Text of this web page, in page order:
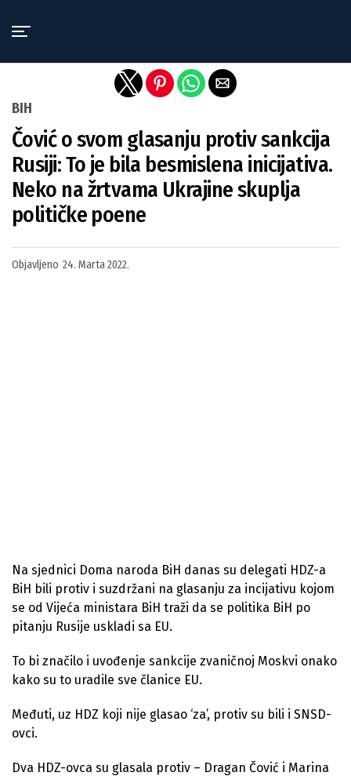
BIH
Čović o svom glasanju protiv sankcija
Rusiji: To je bila besmislena inicijativa.
Neko na žrtvama Ukrajine skuplja
političke poene
Objavljeno 24. Marta 2022.
Na sjednici Doma naroda BiH danas su delegati HDZ-a
BiH bili protiv i suzdržani na glasanju za incijativu kojom
se od Vijeća ministara BiH traži da se politika BiH po
pitanju Rusije uskladi sa EU.
To bi značilo i uvođenje sankcije zvaničnoj Moskvi onako
kako su to uradile sve članice EU.
Međuti, uz HDZ koji nije glasao ‘za’, protiv su bili i SNSD-
ovci.
Dva HDZ-ovca su glasala protiv – Dragan Čović i Marina